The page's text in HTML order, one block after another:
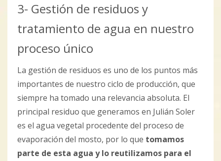
3- Gestión de residuos y
tratamiento de agua en nuestro
proceso único
La gestión de residuos es uno de los puntos más
importantes de nuestro ciclo de producción, que
siempre ha tomado una relevancia absoluta. El
principal residuo que generamos en Julián Soler
es el agua vegetal procedente del proceso de
evaporación del mosto, por lo que tomamos
parte de esta agua y lo reutilizamos para el